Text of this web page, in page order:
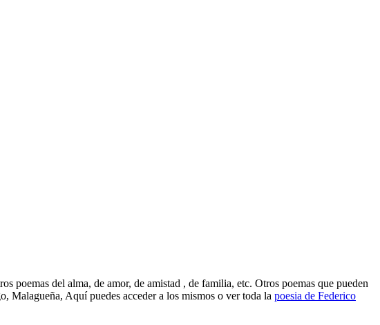
poemas del alma, de amor, de amistad , de familia, etc. Otros poemas que pueden
Aquí puedes acceder a los mismos o ver toda la poesia de Federico